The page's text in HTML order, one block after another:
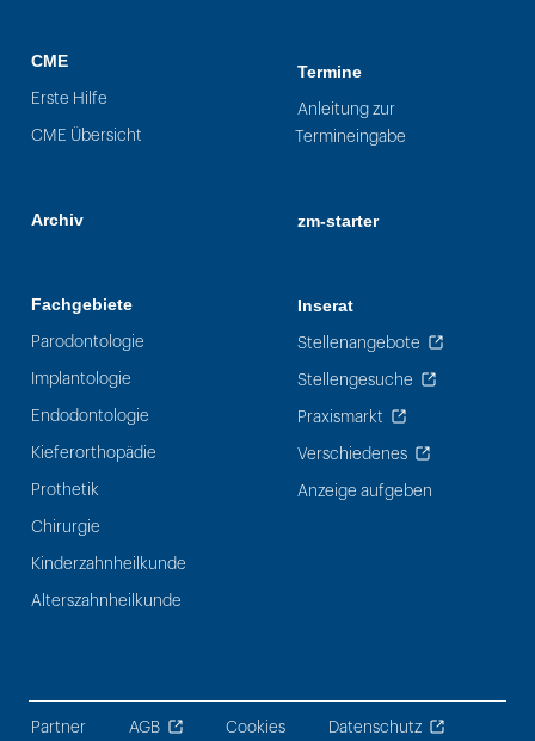
CME
Erste Hilfe
CME Übersicht
Archiv
Fachgebiete
Parodontologie
Implantologie
Endodontologie
Kieferorthopädie
Prothetik
Chirurgie
Kinderzahnheilkunde
Alterszahnheilkunde
Termine
Anleitung zur
Termineingabe
zm-starter
Inserat
Stellenangebote
Stellengesuche
Praxismarkt
Verschiedenes
Anzeige aufgeben
Partner AGB Cookies Datenschutz